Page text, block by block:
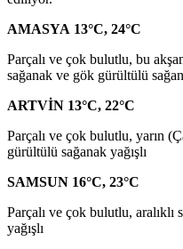
AMASYA 13°C, 24°C
Parçalı ve çok bulutlu, bu
sağanak ve gök gürültülü
ARTVİN 13°C, 22°C
Parçalı ve çok bulutlu, yarın
gürültülü sağanak yağışlı
SAMSUN 16°C, 23°C
Parçalı ve çok bulutlu,
yağışlı